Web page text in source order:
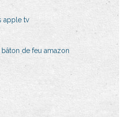
apple tv
de feu amazon